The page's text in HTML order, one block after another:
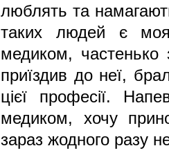
люблять та
таких людей є
медиком, частенько
приїздив до неї,
цієї професії.
медиком, хочу
зараз жодного разу